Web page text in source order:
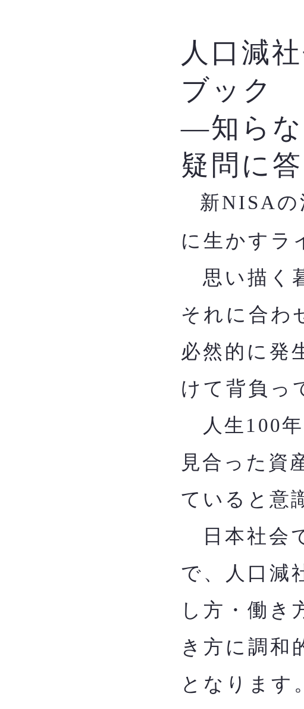
人口減
ブック
―知らな
疑問に
新NISAの
に生かすラ
思い描く
それに合わ
必然的に発
けて背負っ
人生100
見合った資
ていると意
日本社会
で、人口減
し方・働き
き方に調和
となります